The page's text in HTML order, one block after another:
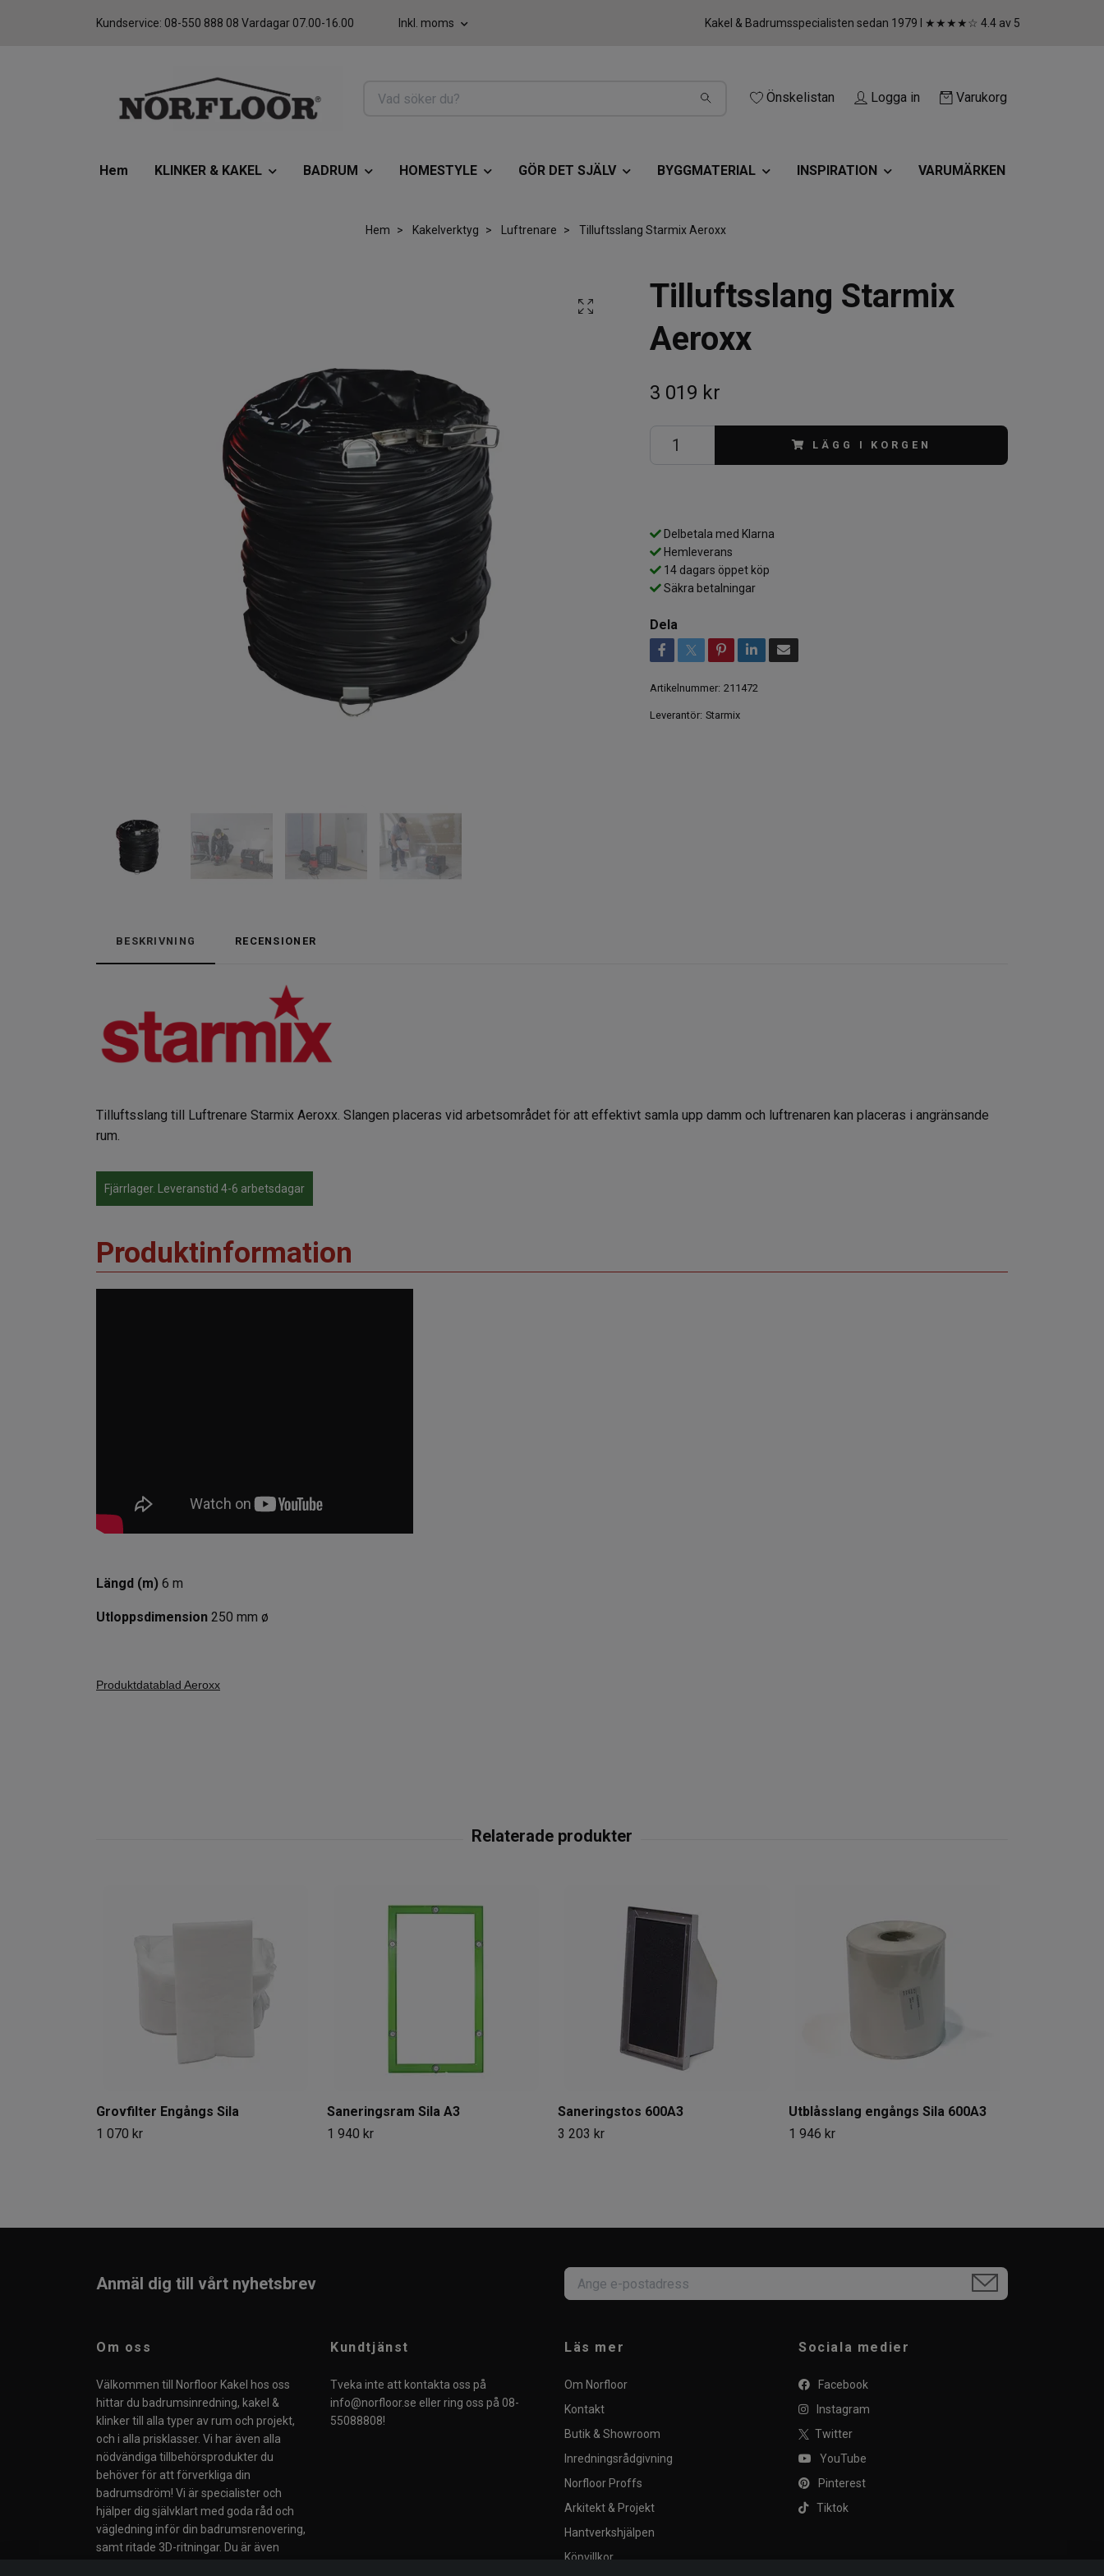
Kundservice: 08-550 888 08 Vardagar 07.00-16.00 Inkl. moms Kakel & Badrumsspecialisten sedan 1979 I ★★★★☆ 4.4 av 5
Önskelistan Logga in Varukorg
Hem KLINKER & KAKEL BADRUM HOMESTYLE GÖR DET SJÄLV BYGGMATERIAL INSPIRATION VARUMÄRKEN
Hem Kakelverktyg Luftrenare Tilluftsslang Starmix Aeroxx
Tilluftsslang Starmix
Aeroxx
3 019 kr
LÄGG I KORGEN
Delbetala med Klarna
Hemleverans
14 dagars öppet köp
Säkra betalningar
Dela
Artikelnummer: 211472
Leverantör: Starmix
BESKRIVNING RECENSIONER
Tilluftsslang till Luftrenare Starmix Aeroxx. Slangen placeras vid arbetsområdet för att effektivt samla upp damm och luftrenaren kan placeras i angränsande
rum.
Fjärrlager. Leveranstid 4-6 arbetsdagar
Produktinformation
Längd (m) 6 m
Utloppsdimension 250 mm ø
Produktdatablad Aeroxx
Grovfilter Engångs Sila
1 070 kr
Saneringsram Sila A3
1 940 kr
Saneringstos 600A3
3 203 kr
Utblåsslang engångs Sila 600A3
1 946 kr
Anmäl dig till vårt nyhetsbrev
Om oss
Välkommen till Norfloor Kakel hos oss
hittar du badrumsinredning, kakel &
klinker till alla typer av rum och projekt,
och i alla prisklasser. Vi har även alla
nödvändiga tillbehörsprodukter du
behöver för att förverkliga din
badrumsdröm! Vi är specialister och
hjälper dig självklart med goda råd och
vägledning inför din badrumsrenovering,
samt ritade 3D-ritningar. Du är även
Kundtjänst
Tveka inte att kontakta oss på
info@norfloor.se eller ring oss på 08-
55088808!
Läs mer
Om Norfloor
Kontakt
Butik & Showroom
Inredningsrådgivning
Norfloor Proffs
Arkitekt & Projekt
Hantverkshjälpen
Köpvillkor
Sociala medier
Facebook
Instagram
Twitter
YouTube
Pinterest
Tiktok